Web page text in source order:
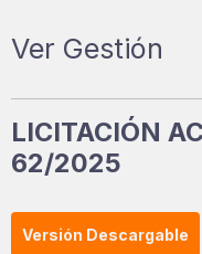
Ver Gestión
LICITACIÓN
62/2025
Versión Descargable